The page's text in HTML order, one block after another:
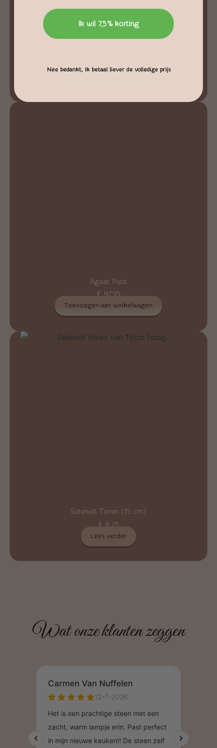
€
24,50
Agaat Punt
€47,95
Toevoegen aan winkelwagen
Seleniet Toren (15 cm)
€8,25
Lees verder
Wat onze klanten zeggen
Ik wil 7,5% korting
Nee bedankt, ik betaal liever de volledige prijs